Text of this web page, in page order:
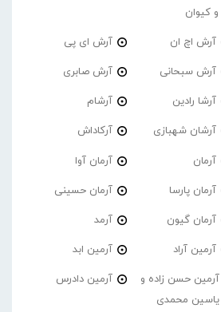
و کیوان
آرش اچ ان آرش ای پی
آرش سبحانی آرش صابری
آرشا رادین آرشام
آرشان شهبازی آرکاداش
آرمان آرمان آوا
آرمان پارسا آرمان حسینی
آرمان گیون آرمد
آرمین آراد آرمین ابد
آرمین حسن زاده و
یاسین محمدی
آرمین دادرس